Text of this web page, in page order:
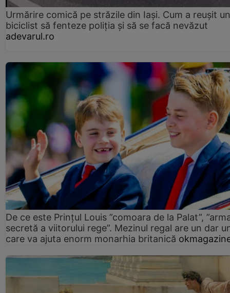
Urmărire comică pe străzile din Iași. Cum a reușit un
biciclist să fenteze poliția și să se facă nevăzut
adevarul.ro
De ce este Prințul Louis ”comoara de la Palat”,
secretă a viitorului rege”. Mezinul regal are un dar
care va ajuta enorm monarhia britanică